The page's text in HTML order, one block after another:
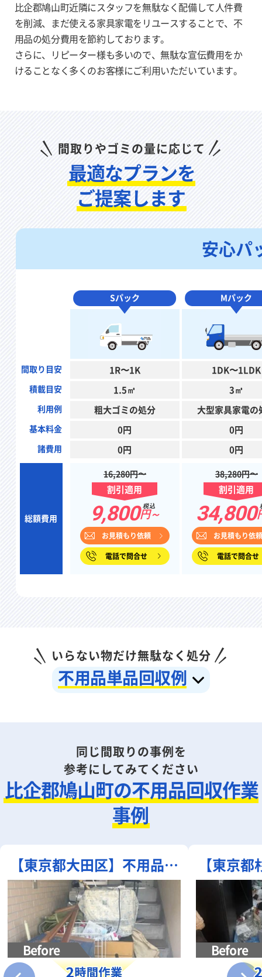
比企郡鳩山町近隣にスタッフを無駄なく配備して人件費
を削減、まだ使える家具家電をリユースすることで、不
用品の処分費用を節約しております。
さらに、リピーター様も多いので、無駄な宣伝費用をか
けることなく多く のお客様にご利用いただいています。
間取りやゴミの量に応じて
最適なプランを
ご提案します
安心パ
Sパック Mパック
間取り目安 1R〜1K 1DK〜1LDK
積載目安 1.5㎥ 3㎥
利用例 粗大ゴミの処分 大型家具家電の
基本料金 0円 0円
諸費用 0円 0円
総額費用
16,280円〜
割引適用
9,800円～
税込
お見積もり依頼
電話で問合せ
38,280円〜
割引適用
34,800
お見積もり依頼
電話で問合せ
いらない物だけ無駄なく処分
不用品単品回収例
同じ間取りの事例を
参考にしてみてください
比企郡鳩山町の不用品回収作業
事例
【東京都大田区】不用品回
収事例｜身の回りの不用品
を残さず一括引き取り
【東京
清掃｜部
散乱